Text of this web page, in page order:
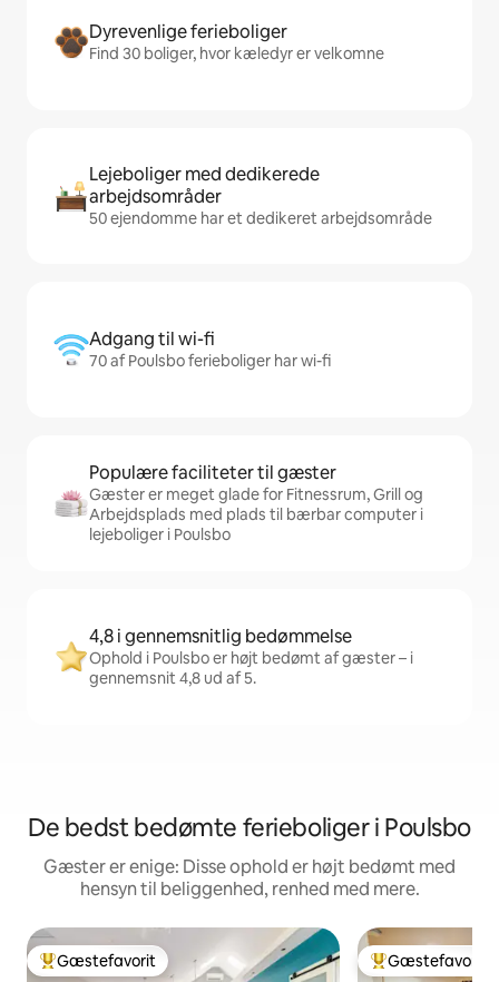
Dyrevenlige ferieboliger
Find 30 boliger, hvor kæledyr er velkomne
Lejeboliger med dedikerede
arbejdsområder
50 ejendomme har et dedikeret arbejdsområde
Adgang til wi-fi
70 af Poulsbo ferieboliger har wi-fi
Populære faciliteter til gæster
Gæster er meget glade for Fitnessrum, Grill og
Arbejdsplads med plads til bærbar computer i
lejeboliger i Poulsbo
4,8 i gennemsnitlig bedømmelse
Ophold i Poulsbo er højt bedømt af gæster – i
gennemsnit 4,8 ud af 5.
De bedst bedømte ferieboliger i Poulsbo
Gæster er enige: Disse ophold er højt bedømt med
hensyn til beliggenhed, renhed med mere.
Bedste gæstefavorit
Gæstefavorit Bedste
Gæstefavorit